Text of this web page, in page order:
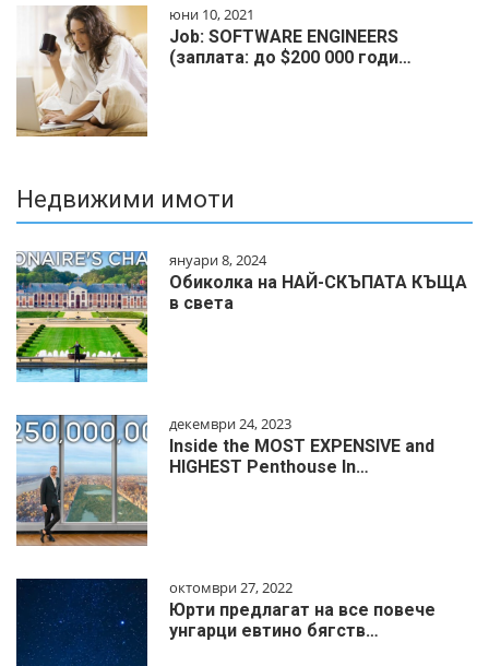
юни 10, 2021
Job: SOFTWARE ENGINEERS
(заплата: до $200 000 годи…
Недвижими имоти
януари 8, 2024
Обиколка на НАЙ-СКЪПАТА КЪЩА
в света
декември 24, 2023
Inside the MOST EXPENSIVE and
HIGHEST Penthouse In…
октомври 27, 2022
Юрти предлагат на все повече
унгарци евтино бягств…